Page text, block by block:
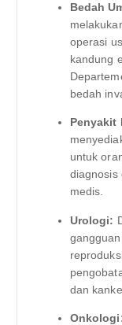
Bedah
operasi
kandung
bedah
Penyakit
untuk
diagnosis
medis.
Urologi:
dan